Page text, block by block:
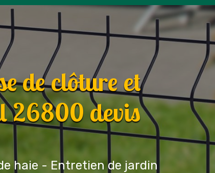
de clôture et
26800 devis
haie - Entretien de jardin